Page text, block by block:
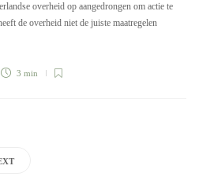
overheid op aangedrongen om actie te
de overheid niet de juiste maatregelen
3 min